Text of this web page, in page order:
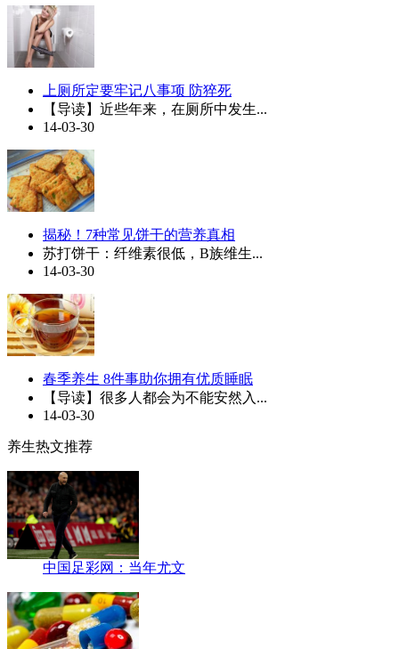
上厕所定要牢记八事项 防猝死
【导读】近些年来，在厕所中发生...
14-03-30
揭秘！7种常见饼干的营养真相
苏打饼干：纤维素很低，B族维生...
14-03-30
春季养生 8件事助你拥有优质睡眠
【导读】很多人都会为不能安然入...
14-03-30
养生热文推荐
中国足彩网：当年尤文